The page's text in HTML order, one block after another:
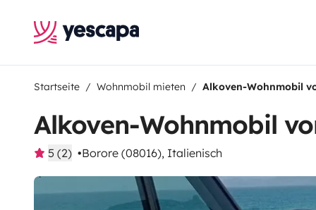
Startseite Wohnmobil mieten Alkoven-Wohnmobil
Alkoven-Wohnmobil
5 (2) Borore (08016), Italienisch